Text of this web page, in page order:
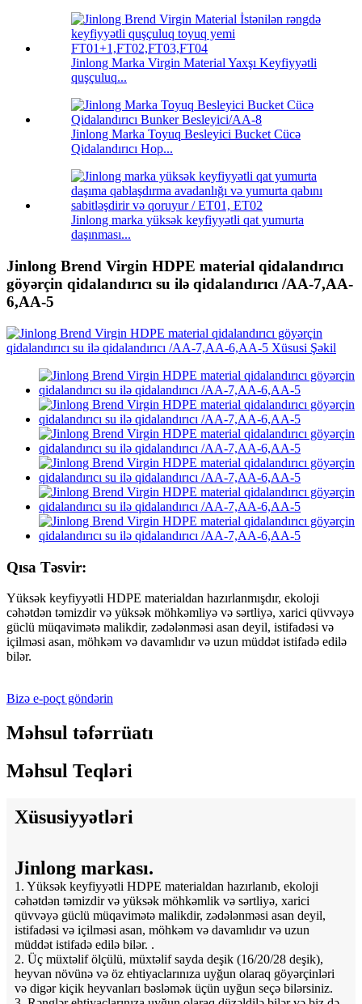
Jinlong Marka Virgin Material Yaxşı Keyfiyyətli
quşçuluq...
Jinlong Marka Toyuq Besleyici Bucket Cücə
Qidalandırıcı Hop...
Jinlong marka yüksək keyfiyyətli qat yumurta
daşınması...
Jinlong Brend Virgin HDPE material qidalandırıcı
göyərçin qidalandırıcı su ilə qidalandırıcı /AA-7,AA-
6,AA-5
Qısa Təsvir:
Yüksək keyfiyyətli HDPE materialdan hazırlanmışdır, ekoloji
cəhətdən təmizdir və yüksək möhkəmliyə və sərtliyə, xarici qüvvəyə
güclü müqavimətə malikdir, zədələnməsi asan deyil, istifadəsi və
içilməsi asan, möhkəm və davamlıdır və uzun müddət istifadə edilə
bilər.
Bizə e-poçt göndərin
Məhsul təfərrüatı
Məhsul Teqləri
Xüsusiyyətləri
Jinlong markası.
1. Yüksək keyfiyyətli HDPE materialdan hazırlanıb, ekoloji
cəhətdən təmizdir və yüksək möhkəmlik və sərtliyə, xarici
qüvvəyə güclü müqavimətə malikdir, zədələnməsi asan deyil,
istifadəsi və içilməsi asan, möhkəm və davamlıdır və uzun
müddət istifadə edilə bilər. .
2. Üç müxtəlif ölçülü, müxtəlif sayda deşik (16/20/28 deşik),
heyvan növünə və öz ehtiyaclarınıza uyğun olaraq göyərçinləri
və digər kiçik heyvanları bəsləmək üçün uyğun seçə bilərsiniz.